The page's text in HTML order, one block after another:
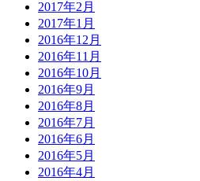
2017年2月
2017年1月
2016年12月
2016年11月
2016年10月
2016年9月
2016年8月
2016年7月
2016年6月
2016年5月
2016年4月